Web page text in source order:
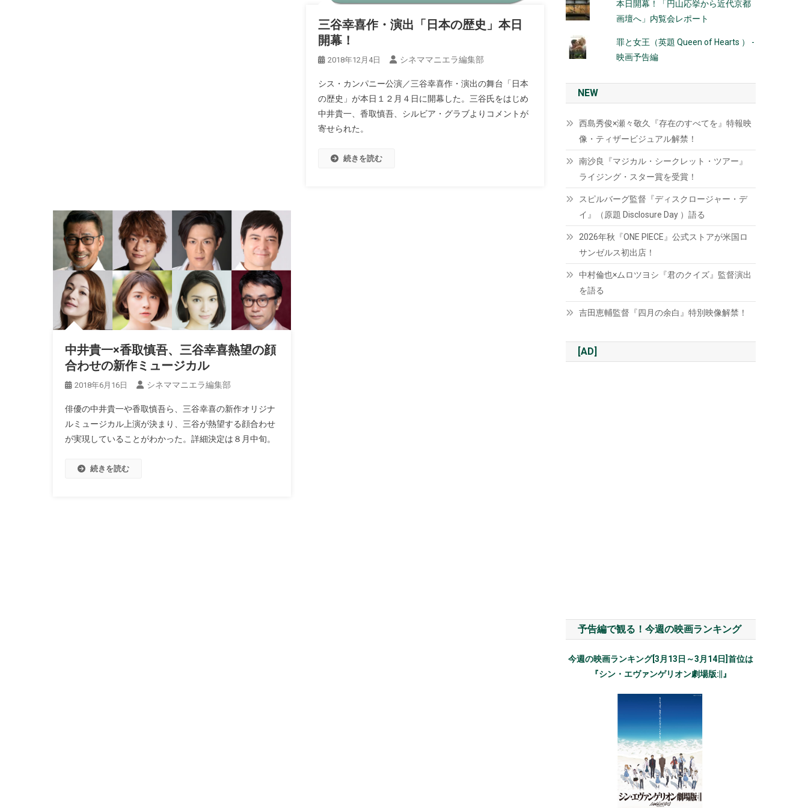
三谷幸喜作・演出「日本の歴史」本日
開幕！
2018年12月4日 シネママニエラ編集部
シス・カンパニー公演／三谷幸喜作・演出の舞台「日本
の歴史」が本日１２月４日に開幕した。三谷氏をはじめ
中井貴一、香取慎吾、シルビア・グラブよりコメントが
寄せられた。
続きを読む
中井貴一×香取慎吾、三谷幸喜熱望の顔
合わせの新作ミュージカル
2018年6月16日 シネママニエラ編集部
俳優の中井貴一や香取慎吾ら、三谷幸喜の新作オリジナ
ルミュージカル上演が決まり、三谷が熱望する顔合わせ
が実現していることがわかった。詳細決定は８月中旬。
続きを読む
本日開幕！「円山応挙から近代京都
画壇へ」内覧会レポート
罪と女王（英題 Queen of Hearts ） -
映画予告編
NEW
西島秀俊×瀬々敬久『存在のすべてを』特報映
像・ティザービジュアル解禁！
南沙良『マジカル・シークレット・ツアー』
ライジング・スター賞を受賞！
スピルバーグ監督『ディスクロージャー・デ
イ』（原題 Disclosure Day ）語る
2026年秋『ONE PIECE』公式ストアが米国ロ
サンゼルス初出店！
中村倫也×ムロツヨシ『君のクイズ』監督演出
を語る
吉田恵輔監督『四月の余白』特別映像解禁！
[AD]
予告編で観る！今週の映画ランキング
今週の映画ランキング[3月13日～3月14日]首位は
『シン・エヴァンゲリオン劇場版:||』